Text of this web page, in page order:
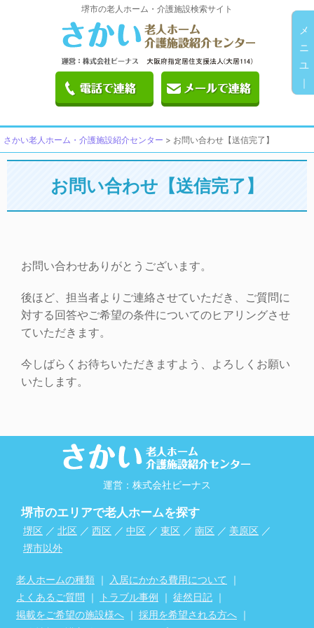
堺市の老人ホーム・介護施設検索サイト
さかい老人ホーム・介護施設紹介センター > お問い合わせ【送信完了】
お問い合わせ【送信完了】
お問い合わせありがとうございます。
後ほど、担当者よりご連絡させていただき、ご質問に
対する回答やご希望の条件についてのヒアリングさせ
ていただきます。
今しばらくお待ちいただきますよう、よろしくお願い
いたします。
メ
ニ
ユ
｜
運営：株式会社ビーナス
堺市のエリアで老人ホームを探す
堺区 ／ 北区 ／ 西区 ／ 中区 ／ 東区 ／ 南区 ／ 美原区 ／
堺市以外
老人ホームの種類 ｜ 入居にかかる費用について
｜
よくあるご質問 ｜ トラブル事例 ｜ 徒然日記 ｜
掲載をご希望の施設様へ ｜ 採用を希望される方へ ｜